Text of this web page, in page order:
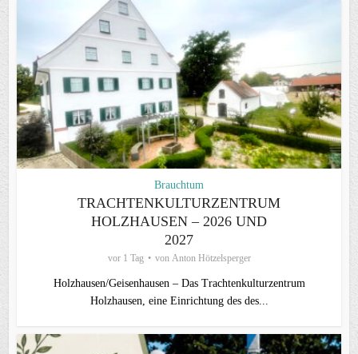
Brauchtum
TRACHTENKULTURZENTRUM
HOLZHAUSEN – 2026 UND
2027
vor 1 Tag von Anton Hötzelsperger
Holzhausen/Geisenhausen – Das Trachtenkulturzentrum
Holzhausen, eine Einrichtung des des...